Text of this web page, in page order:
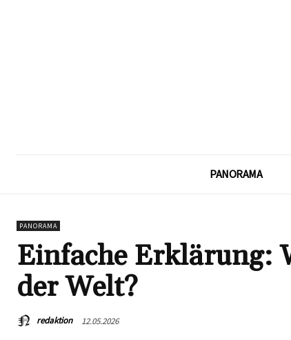
PANORAMA
PANORAMA
Einfache Erklärung:
der Welt?
redaktion 12.05.2026